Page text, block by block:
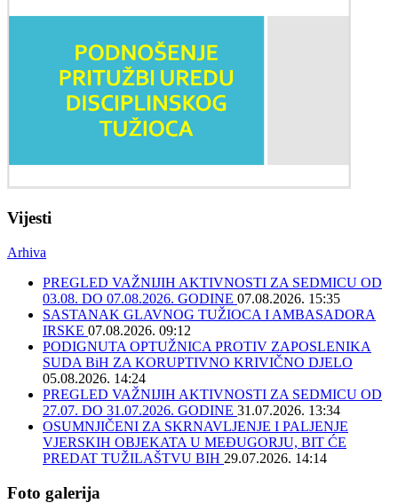
Vijesti
Arhiva
PREGLED VAŽNIJIH AKTIVNOSTI ZA SEDMICU OD
03.08. DO 07.08.2026. GODINE 07.08.2026. 15:35
SASTANAK GLAVNOG TUŽIOCA I AMBASADORA
IRSKE 07.08.2026. 09:12
PODIGNUTA OPTUŽNICA PROTIV ZAPOSLENIKA
SUDA BiH ZA KORUPTIVNO KRIVIČNO DJELO
05.08.2026. 14:24
PREGLED VAŽNIJIH AKTIVNOSTI ZA SEDMICU OD
27.07. DO 31.07.2026. GODINE 31.07.2026. 13:34
OSUMNJIČENI ZA SKRNAVLJENJE I PALJENJE
VJERSKIH OBJEKATA U MEĐUGORJU, BIT ĆE
PREDAT TUŽILAŠTVU BIH 29.07.2026. 14:14
Foto galerija